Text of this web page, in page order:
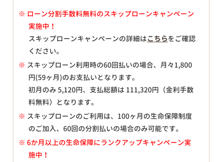
※ ローン分割手数料無料のスキップローンキャンペーン
実施中！
スキップローンキャンペーンの詳細はこちらをご確認
ください。
※ スキップローン利用時の60回払いの場合、月々1,800
円(59ヶ月)のお支払いとなります。
初月のみ5,120円、支払総額は 111,320円（金利手数
料無料）となります。
※ スキップローンのご利用は、100ヶ月の生命保障制度
のご加入、60回の分割払いの場合のみ可能です。
※ 6か月以上の生命保障にランクアップキャンペーン実
施中！